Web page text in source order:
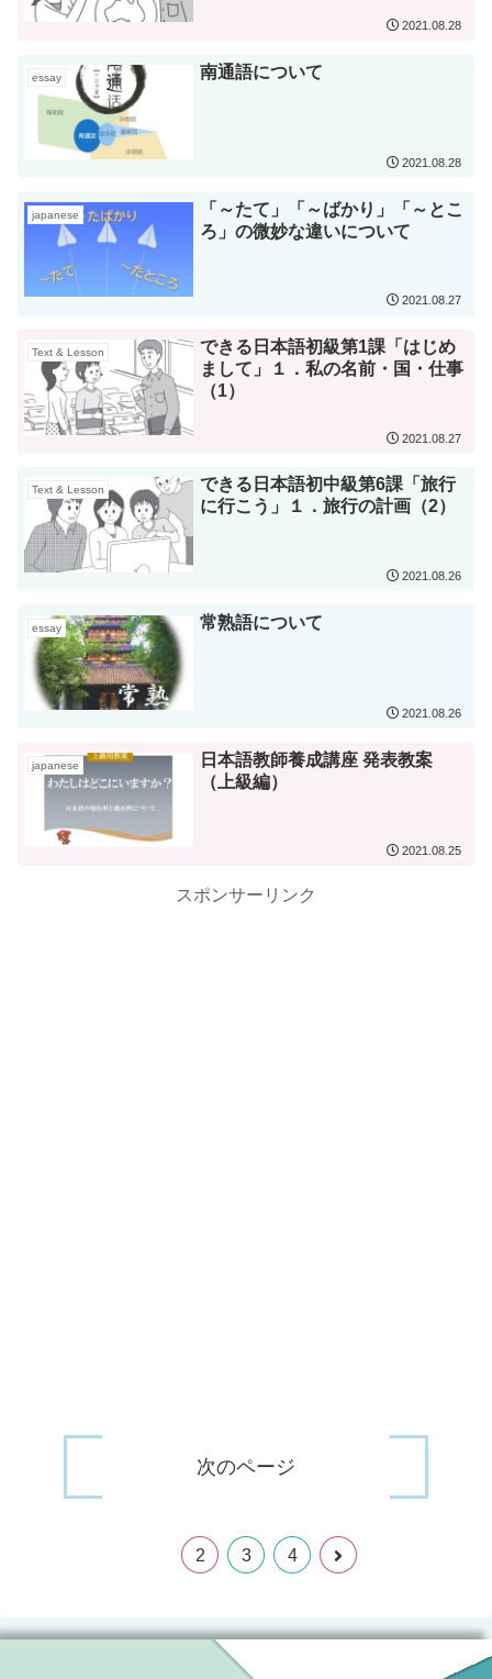
2021.08.28
essay 南通語について
2021.08.28
japanese
「～たて」「～ばかり」「～とこ
ろ」の微妙な違いについて
2021.08.27
Text & Lesson
できる日本語初級第1課「はじめ
まして」１．私の名前・国・仕事
（1）
2021.08.27
Text & Lesson
できる日本語初中級第6課「旅行
に行こう」１．旅行の計画（2）
2021.08.26
essay 常熟語について
2021.08.26
japanese
日本語教師養成講座 発表教案
（上級編）
2021.08.25
スポンサーリンク
次のページ
2 3 4